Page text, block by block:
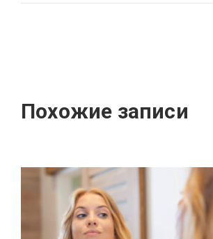
Похожие записи